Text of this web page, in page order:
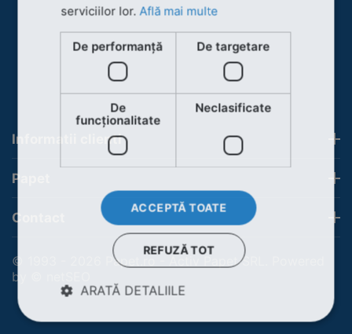
Informatii clienti
Papet
Contact
© 1993 - 2026 Papet.ro - Activ Papet SRL. Powered
by
serviciilor lor.Află mai multe
De performanță De targetare
De
funcţionalitate
Neclasificate
ACCEPTĂ TOATE
REFUZĂ TOT
ARATĂ DETALIILE